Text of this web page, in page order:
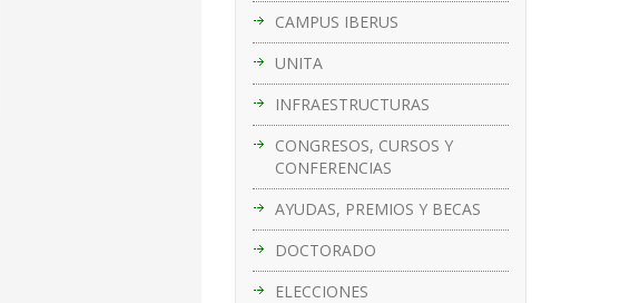
CAMPUS IBERUS
UNITA
INFRAESTRUCTURAS
CONGRESOS, CURSOS Y
CONFERENCIAS
AYUDAS, PREMIOS Y BECAS
DOCTORADO
ELECCIONES